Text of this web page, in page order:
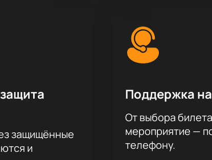
защищённые
и
Поддержка
От выбора
мероприятие —
телефону.